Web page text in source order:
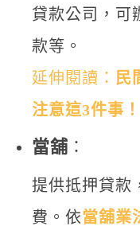
貸款公司，可
款等。
延伸閱讀： 民
注意這3件事！
當舖 ：
提供抵押貸款
費。依當舖業